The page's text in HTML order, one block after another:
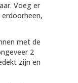
Voeg er
met de
2
zijn en